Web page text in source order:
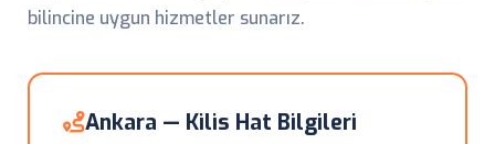
bilincine uygun hizmetler sunarız.
Ankara — Kilis Hat Bilgileri